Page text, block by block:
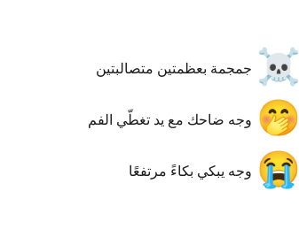
☠️ جمجمة بعظمتين متصالبتين
🤭 وجه ضاحك مع يد تغطّي الفم
😭 وجه يبكي بكاءً مرتفعًا